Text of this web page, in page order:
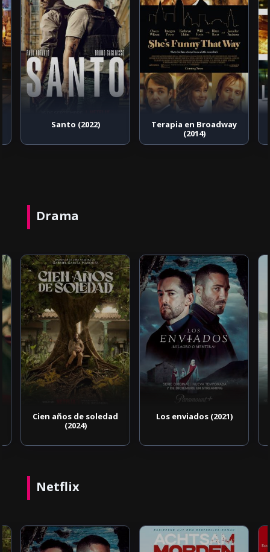
Santo (2022)
Terapia en Broadway
(2014)
Drama
Cien años de soledad
(2024)
Los enviados (2021)
Netflix